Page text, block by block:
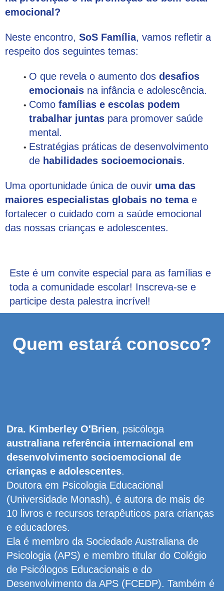
emocional?
Neste encontro, SoS Família, vamos refletir a
respeito dos seguintes temas:
O que revela o aumento dos desafios
emocionais na infância e adolescência.
Como famílias e escolas podem
trabalhar juntas para promover saúde
mental.
Estratégias práticas de desenvolvimento
de habilidades socioemocionais.
Uma oportunidade única de ouvir uma das
maiores especialistas globais no temae
fortalecer o cuidado com a saúde emocional
das nossas crianças e adolescentes.
Este é um convite especial para as famílias e
toda a comunidade escolar! Inscreva-se e
participe desta palestra incrível!
Quem estará conosco?
Dra. Kimberley O'Brien, psicóloga
australiana referência internacional em
desenvolvimento socioemocional de
crianças e adolescentes.
Doutora em Psicologia Educacional
(Universidade Monash), é autora de mais de
10 livros e recursos terapêuticos para crianças
e educadores.
Ela é membro da Sociedade Australiana de
Psicologia (APS) e membro titular do Colégio
de Psicólogos Educacionais e do
Desenvolvimento da APS (FCEDP). Também é